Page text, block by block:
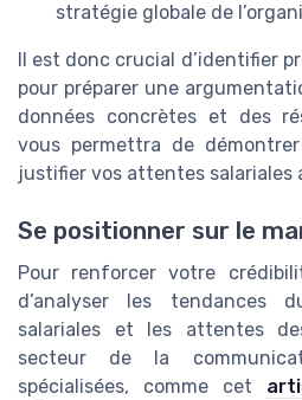
stratégie globale de
Il est donc crucial d’identifier
pour préparer une
données concrètes et des
vous permettra de
justifier vos attentes salariales
Se positionner sur le
Pour renforcer votre
d’analyser les tendances
salariales et les attentes
secteur de la
spécialisées, comme cet